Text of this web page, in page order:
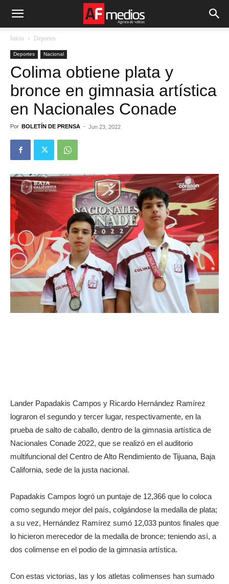
Inicio Deportes
Deportes Nacional
Colima obtiene plata y
bronce en gimnasia artística
en Nacionales Conade
Por BOLETÍN DE PRENSA - Jun 23, 2022
Lander Papadakis Campos y Ricardo Hernández Ramírez
lograron el segundo y tercer lugar, respectivamente, en la
prueba de salto de caballo, dentro de la gimnasia artística de
Nacionales Conade 2022, que se realizó en el auditorio
multifuncional del Centro de Alto Rendimiento de Tijuana, Baja
California, sede de la justa nacional.
Papadakis Campos logró un puntaje de 12,366 que lo coloca
como segundo mejor del país, colgándose la medalla de plata;
a su vez, Hernández Ramírez sumó 12,033 puntos finales que
lo hicieron merecedor de la medalla de bronce; teniendo así, a
dos colimense en el podio de la gimnasia artística.
Con estas victorias, las y los atletas colimenses han sumado